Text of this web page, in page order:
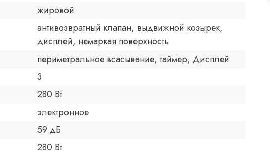
жировой
антивозвратный клапан, выдвижной козырек,
дисплей, немаркая поверхность
периметральное всасывание, таймер, Дисплей
3
280 Вт
электронное
59 дБ
280 Вт